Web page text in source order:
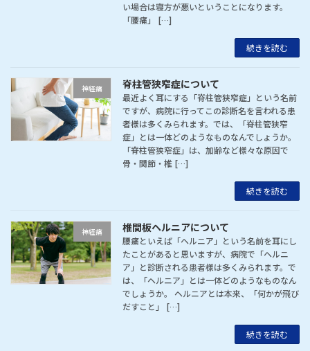
い場合は寝方が悪いということになります。
「腰痛」 […]
続きを読む
神経痛 脊柱管狭窄症について
最近よく耳にする「脊柱管狭窄症」という名前
ですが、病院に行ってこの診断名を言われる患
者様は多くみられます。では、「脊柱管狭窄
症」とは一体どのようなものなんでしょうか。
「脊柱管狭窄症」は、加齢など様々な原因で
骨・関節・椎 […]
続きを読む
神経痛 椎間板ヘルニアについて
腰痛といえば「ヘルニア」という名前を耳にし
たことがあると思いますが、病院で「ヘルニ
ア」と診断される患者様は多くみられます。で
は、「ヘルニア」とは一体どのようなものなん
でしょうか。 ヘルニアとは本来、「何かが飛び
だすこと」 […]
続きを読む